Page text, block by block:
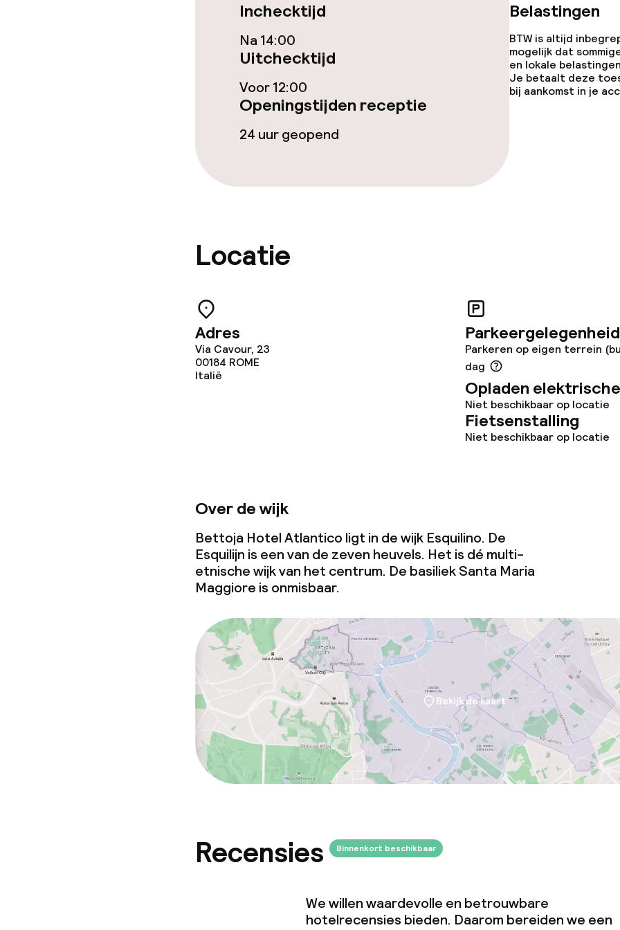
Vegetarische opties
Schoonmaakvoorzieningen
Wasservice
Zakelijke faciliteiten
Beleid
Inchecktijd
Na 14:00
Uitchecktijd
Voor 12:00
Openingstijden receptie
24 uur geopend
Belastingen
BTW is altijd
mogelijk dat
en lokale
Je betaalt deze
bij aankomst in je
Locatie
Adres
Via Cavour, 23
00184 ROME
Italië
Parkeergelegenheid
Parkeren op eigen terrein
dag
Opladen
Niet beschikbaar op locatie
Fietsenstalling
Niet beschikbaar op locatie
Over de wijk
Bettoja Hotel Atlantico ligt in de wijk Esquilino. De
Esquilijn is een van de zeven heuvels. Het is dé multi-
etnische wijk van het centrum. De basiliek Santa Maria
Maggiore is onmisbaar.
Bekijk de kaart
Recensies Binnenkort beschikbaar
We willen waardevolle en betrouwbare
hotelrecensies bieden. Daarom bereiden we een